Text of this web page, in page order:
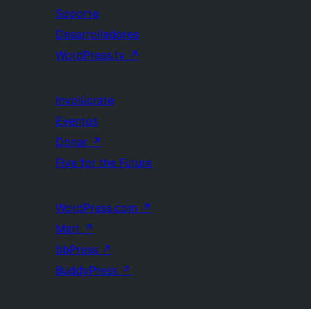
Soporte
Desarrolladores
WordPress.tv ↗
Involúcrate
Eventos
Donar ↗
Five for the Future
WordPress.com ↗
Matt ↗
bbPress ↗
BuddyPress ↗